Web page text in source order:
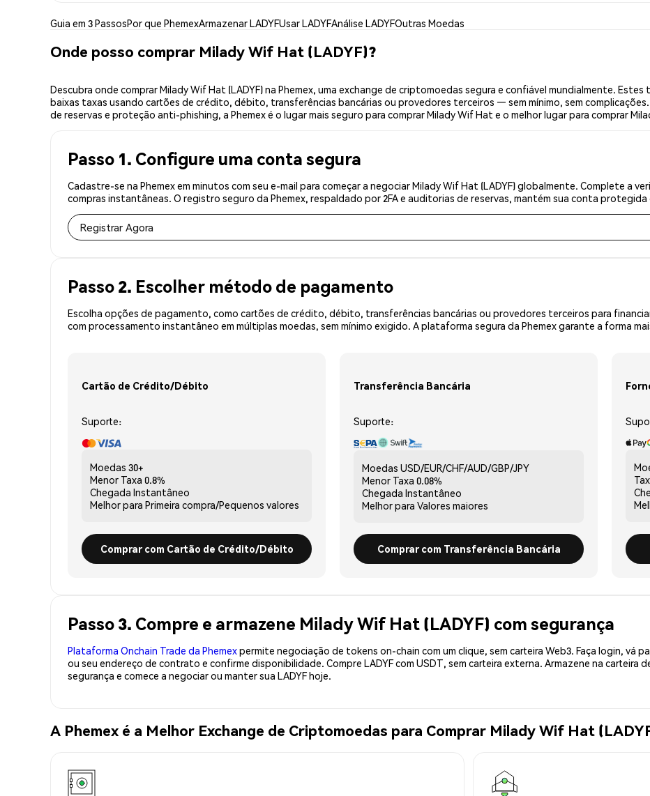
Guia em 3 PassosPor que PhemexArmazenar LADYFUsar LADYFAnálise LADYFOutras Moedas
Onde posso comprar Milady Wif Hat (LADYF)?
Descubra onde comprar Milady Wif Hat (LADYF) na Phemex, uma exchange de criptomoedas segura e confiável mundialmente.
baixas taxas usando cartões de crédito, débito, transferências bancárias ou provedores terceiros — sem mínimo, sem
de reservas e proteção anti-phishing, a Phemex é o lugar mais seguro para comprar Milady Wif Hat e o melhor lugar para comprar
Passo 1. Configure uma conta segura
Cadastre-se na Phemex em minutos com seu e-mail para começar a negociar Milady Wif Hat (LADYF) globalmente. Complete a
compras instantâneas. O registro seguro da Phemex, respaldado por 2FA e auditorias de reservas, mantém sua conta
Registrar Agora
Passo 2. Escolher método de pagamento
Escolha opções de pagamento, como cartões de crédito, débito, transferências bancárias ou provedores terceiros para
com processamento instantâneo em múltiplas moedas, sem mínimo exigido. A plataforma segura da Phemex garante a forma
Cartão de Crédito/Débito
Suporte:
Moedas 30+
Menor Taxa 0.8%
Chegada Instantâneo
Melhor para Primeira compra/Pequenos valores
Comprar com Cartão de Crédito/Débito
Transferência Bancária
Suporte:
Moedas USD/EUR/CHF/AUD/GBP/JPY
Menor Taxa 0.08%
Chegada Instantâneo
Melhor para Valores maiores
Comprar com Transferência Bancária
Passo 3. Compre e armazene Milady Wif Hat (LADYF) com segurança
Plataforma Onchain Trade da Phemexpermite negociação de tokens on-chain com um clique, sem carteira Web3. Faça login, vá
ou seu endereço de contrato e confirme disponibilidade. Compre LADYF com USDT, sem carteira externa. Armazene na carteira
segurança e comece a negociar ou manter sua LADYF hoje.
A Phemex é a Melhor Exchange de Criptomoedas para Comprar Milady Wif Hat